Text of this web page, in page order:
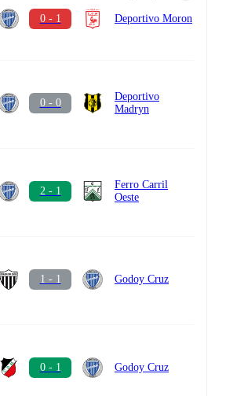
0 - 1 Deportivo Moron
0 - 0
Deportivo
Madryn
2 - 1
Ferro Carril
Oeste
1 - 1 Godoy Cruz
0 - 1 Godoy Cruz